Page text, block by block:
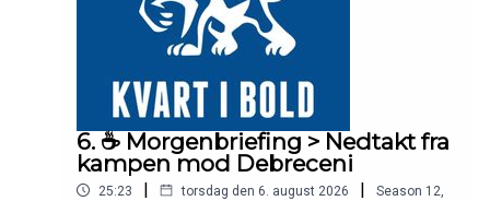
6. ☕️ Morgenbriefing > Nedtakt fra
kampen mod Debreceni
25:23 | torsdag den 6. august 2026 | Season 12